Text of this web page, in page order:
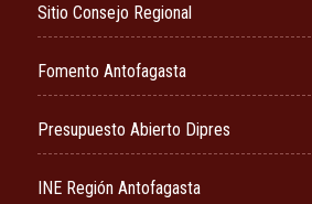
Sitio Consejo Regional
Fomento Antofagasta
Presupuesto Abierto Dipres
INE Región Antofagasta